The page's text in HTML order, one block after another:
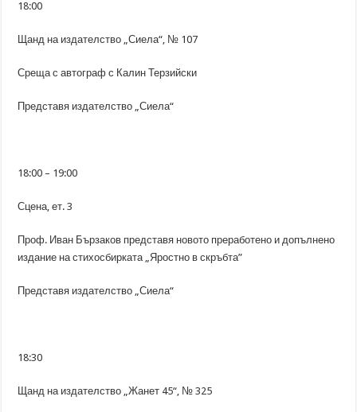
18:00
Щанд на издателство „Сиела“, № 107
Среща с автограф с Калин Терзийски
Представя издателство „Сиела“
18:00 – 19:00
Сцена, ет. 3
Проф. Иван Бързаков представя новото преработено и допълнено
издание на стихосбирката „Яростно в скръбта”
Представя издателство „Сиела“
18:30
Щанд на издателство „Жанет 45“, № 325